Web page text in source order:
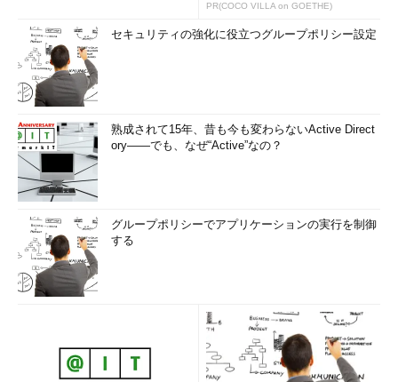
PR(COCO VILLA on GOETHE)
セキュリティの強化に役立つグループポリシー設定
熟成されて15年、昔も今も変わらないActive Direct
ory――でも、なぜ“Active”なの？
グループポリシーでアプリケーションの実行を制御
する